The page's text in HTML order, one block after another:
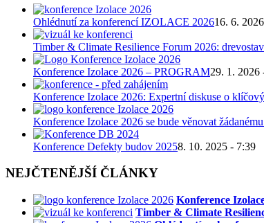
Ohlédnutí za konferencí IZOLACE 202616. 6.
Timber & Climate Resilience Forum 2026:
Konference Izolace 2026 – PROGRAM29. 1. 2026
Konference Izolace 2026: Expertní diskuse o
Konference Izolace 2026 se bude věnovat
Konference Defekty budov 20258. 10. 2025 - 7:39
NEJČTENĚJŠÍ ČLÁNKY
Konference
Timber & Climate